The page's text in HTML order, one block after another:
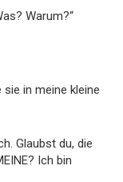
Warum?“
in meine kleine
Glaubst du, die
Ich bin